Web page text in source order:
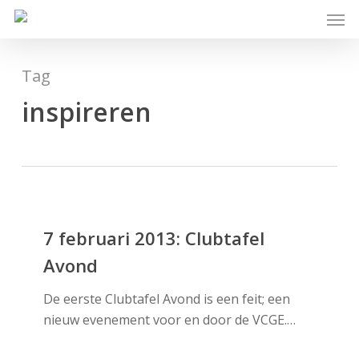
Skip
content
Tag
inspireren
februari
Clubtafel
Avond
7 februari 2013: Clubtafel
Avond
De eerste Clubtafel Avond is een feit; een
nieuw evenement voor en door de VCGE.…